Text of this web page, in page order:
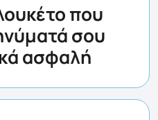
που
σου
ασφαλή